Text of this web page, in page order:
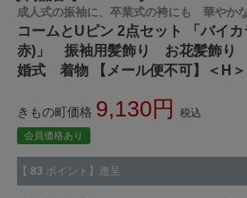
成人式の振袖に、卒業式の袴にも 華やか
コームとUピン 2点セット 「バイ
赤)」 振袖用髪飾り お花髪飾
婚式 着物 【メール便不可】＜H＞
きもの町価格 9,130 税込
会員価格あり
【 83 ポイント】進呈